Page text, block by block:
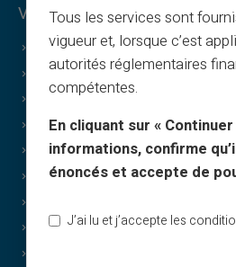
Ventajas de Veritas
¿Por qué VERITAS?
IBAN y RIB dedicados
3D Secure
Ofertas
Ofertas especiales
Impresión bajo demanda
Oferta especial de cashback
Tous les services sont
vigueur et, lorsque c’est
autorités réglementaires
compétentes.
En cliquant sur «
informations, confirme
énoncés et accepte de
J’ai lu et j’accepte les